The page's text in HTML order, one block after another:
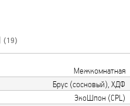
(19)
Межкомнатная
Брус (сосновый), ХДФ
ЭкоШпон (CPL)